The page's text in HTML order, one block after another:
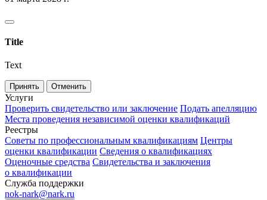
Title
Text
Принять Отменить
Услуги
Проверить свидетельство или заключение Подать апелляцию
Места проведения независимой оценки квалификаций
Реестры
Советы по профессиональным квалификациям Центры
оценки квалификации Сведения о квалификациях
Оценочные средства Свидетельства и заключения
о квалификации
Служба поддержки
nok-nark@nark.ru